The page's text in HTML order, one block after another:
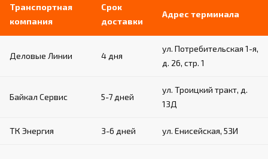
Транспортная
компания
Срок
доставки
Адрес терминала
Деловые Линии 4 дня
ул. Потребительская 1-я,
д. 26, стр. 1
Байкал Сервис 5-7 дней
ул. Троицкий тракт, д.
13Д
ТК Энергия 3-6 дней ул. Енисейская, 53И